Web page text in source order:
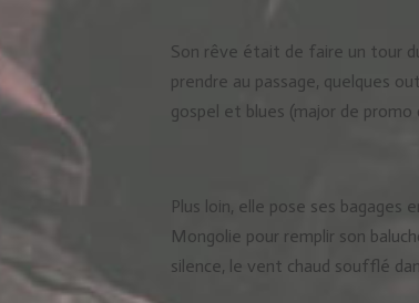
Son rêve était de faire un tour
prendre au passage, quelques
gospel et blues (major de promo
Plus loin, elle pose ses bagages
Mongolie pour remplir son
silence, le vent chaud soufflé